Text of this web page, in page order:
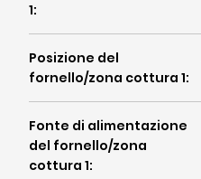
1:
Posizione del
fornello/zona cottura 1:
Fonte di alimentazione
del fornello/zona
cottura 1: